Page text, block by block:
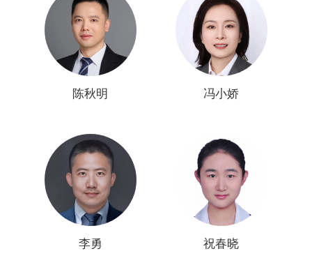
陈秋明 冯小娇
李勇 祝春晓